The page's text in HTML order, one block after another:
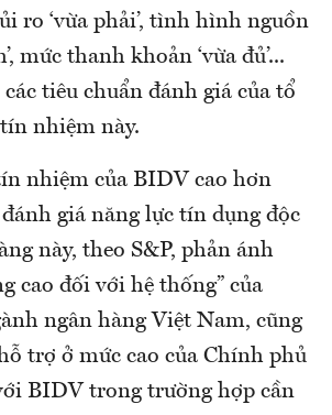
ro ‘vừa phải’, tình hình nguồn
mức thanh khoản ‘vừa đủ’...
tiêu chuẩn đánh giá của tổ
nhiệm này.
nhiệm của BIDV cao hơn
giá năng lực tín dụng độc
này, theo S&P, phản ánh
cao đối với hệ thống” của
ngân hàng Việt Nam, cũng
trợ ở mức cao của Chính phủ
BIDV trong trường hợp cần